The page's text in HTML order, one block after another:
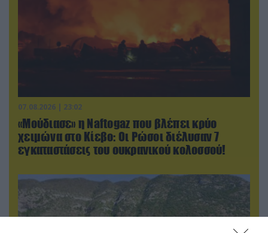
07.08.2026 | 23:02
«Μούδιασε» η Naftogaz που βλέπει κρύο
χειμώνα στο Κίεβο: Οι Ρώσοι διέλυσαν 7
εγκαταστάσεις του ουκρανικού κολοσσού!